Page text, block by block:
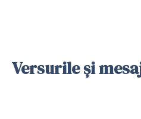
Versurile și